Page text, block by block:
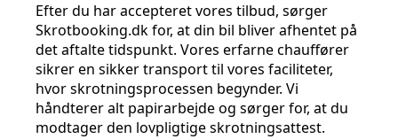
Efter du har accepteret vores tilbud, sørger
Skrotbooking.dk for, at din bil bliver afhentet på
det aftalte tidspunkt. Vores erfarne chauffører
sikrer en sikker transport til vores faciliteter,
hvor skrotningsprocessen begynder. Vi
håndterer alt papirarbejde og sørger for, at du
modtager den lovpligtige skrotningsattest.